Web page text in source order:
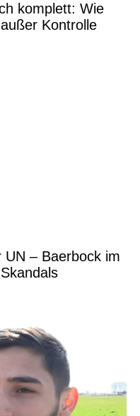
komplett: Wie
Kontrolle
UN – Baerbock im